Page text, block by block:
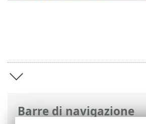
Barre di navigazione